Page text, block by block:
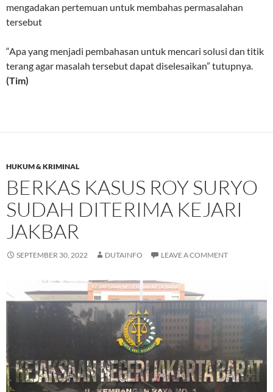
mengadakan pertemuan untuk membahas permasalahan
tersebut
“Apa yang menjadi pembahasan untuk mencari solusi dan titik
terang agar masalah tersebut dapat diselesaikan” tutupnya.
(Tim)
HUKUM & KRIMINAL
BERKAS KASUS ROY SURYO
SUDAH DITERIMA KEJARI
JAKBAR
SEPTEMBER 30, 2022 DUTAINFO LEAVE A COMMENT